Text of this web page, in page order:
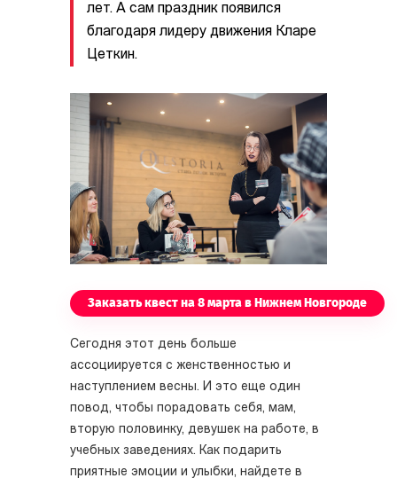
лет. А сам праздник появился
благодаря лидеру движения Кларе
Цеткин.
Заказать квест на 8 марта в Нижнем Новгороде
Сегодня этот день больше
ассоциируется с женственностью и
наступлением весны. И это еще один
повод, чтобы порадовать себя, мам,
вторую половинку, девушек на работе, в
учебных заведениях. Как подарить
приятные эмоции и улыбки, найдете в